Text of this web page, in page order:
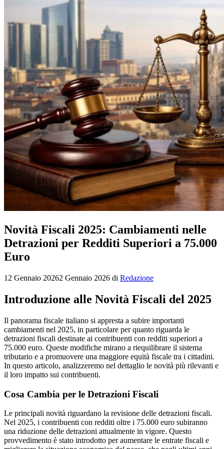
Novità Fiscali 2025: Cambiamenti nelle
Detrazioni per Redditi Superiori a 75.000
Euro
12 Gennaio 20262 Gennaio 2026 di Redazione
Introduzione alle Novità Fiscali del 2025
Il panorama fiscale italiano si appresta a subire importanti
cambiamenti nel 2025, in particolare per quanto riguarda le
detrazioni fiscali destinate ai contribuenti con redditi superiori a
75.000 euro. Queste modifiche mirano a riequilibrare il sistema
tributario e a promuovere una maggiore equità fiscale tra i cittadini.
In questo articolo, analizzeremo nel dettaglio le novità più rilevanti e
il loro impatto sui contribuenti.
Cosa Cambia per le Detrazioni Fiscali
Le principali novità riguardano la revisione delle detrazioni fiscali.
Nel 2025, i contribuenti con redditi oltre i 75.000 euro subiranno
una riduzione delle detrazioni attualmente in vigore. Questo
provvedimento è stato introdotto per aumentare le entrate fiscali e